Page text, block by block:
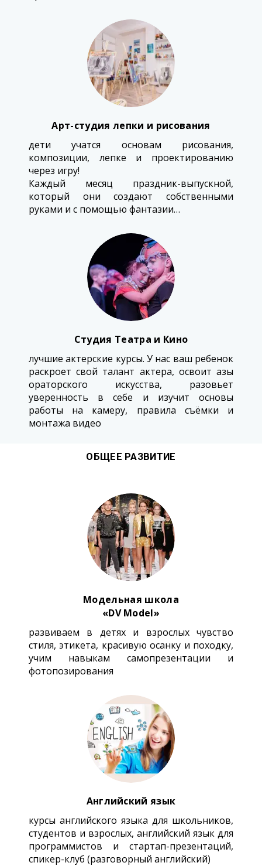
Арт-студия лепки и рисования
дети учатся основам рисования,
композиции, лепке и проектированию
через игру!
Каждый месяц праздник-выпускной,
который они создают собственными
руками и с помощью фантазии…
Студия Театра и Кино
лучшие актерские курсы. У нас ваш ребенок
раскроет свой талант актера, освоит азы
ораторского искусства, разовьет
уверенность в себе и изучит основы
работы на камеру, правила съёмки и
монтажа видео
ОБЩЕЕ РАЗВИТИЕ
Модельная школа
«DV Model»
развиваем в детях и взрослых чувство
стиля, этикета, красивую осанку и походку,
учим навыкам самопрезентации и
фотопозирования
Английский язык
курсы английского языка для школьников,
студентов и взрослых, английский язык для
программистов и стартап-презентаций,
спикер-клуб (разговорный английский)